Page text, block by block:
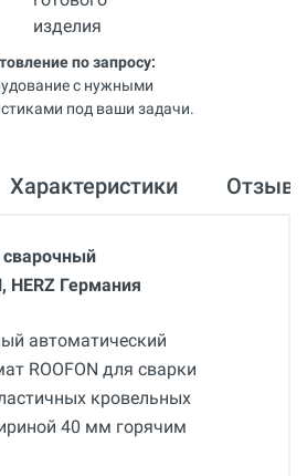
по запросу:
с нужными
под ваши задачи.
Характеристики
HERZ Германия
автоматический
ROOFON для сварки
кровельных
40 мм горячим